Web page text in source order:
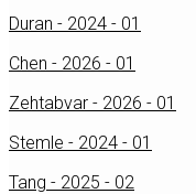
Duran - 2024 - 01
Chen - 2026 - 01
Zehtabvar - 2026 - 01
Stemle - 2024 - 01
Tang - 2025 - 02